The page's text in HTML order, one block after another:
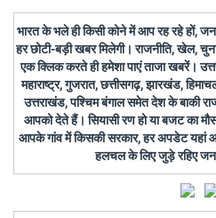
भारत के भले ही किसी कोने में आप रह रहे हों,
हर छोटी-बड़ी खबर मिलेगी। राजनीति, खेल,
एक क्लिक करते ही हमेशा पाएं ताजा खबरें।
महाराष्ट्र, गुजरात, छत्तीसगढ़, झारखंड,
उत्तराखंड, पश्चिम बंगाल समेत देश के बाकी
आपको देते हैं। सियासी रण हो या बजट का
आपके गांव में किसकी सरकार, हर अपडेट यहां
हलचल के लिए जुड़े रहिए